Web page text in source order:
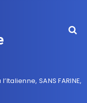
SANS FARINE,